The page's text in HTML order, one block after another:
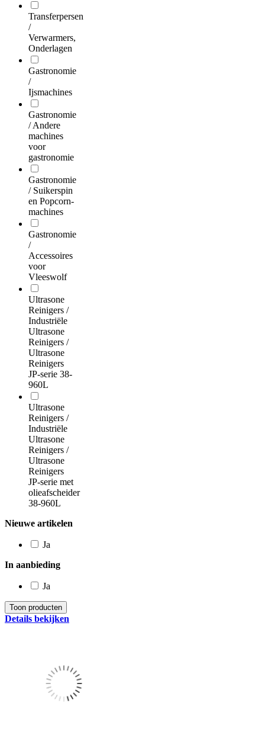
Transferpersen
/
Verwarmers,
Onderlagen
Gastronomie
/
Ijsmachines
Gastronomie
/ Andere
machines
voor
gastronomie
Gastronomie
/ Suikerspin
en Popcorn-
machines
Gastronomie
/
Accessoires
voor
Vleeswolf
Ultrasone
Reinigers /
Industriële
Ultrasone
Reinigers /
Ultrasone
Reinigers
JP-serie 38-
960L
Ultrasone
Reinigers /
Industriële
Ultrasone
Reinigers /
Ultrasone
Reinigers
JP-serie met
olieafscheider
38-960L
Nieuwe artikelen
Ja
In aanbieding
Ja
Details bekijken